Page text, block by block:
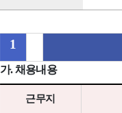
1
가.채용내용
근무지